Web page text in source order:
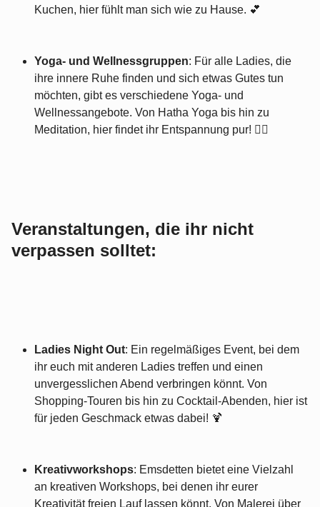
Kuchen, hier fühlt man sich wie zu Hause. 💕
Yoga- und Wellnessgruppen: Für alle Ladies, die
ihre innere Ruhe finden und sich etwas Gutes tun
möchten, gibt es verschiedene Yoga- und
Wellnessangebote. Von Hatha Yoga bis hin zu
Meditation, hier findet ihr Entspannung pur! 🧘‍♀️
Veranstaltungen, die ihr nicht
verpassen solltet:
Ladies Night Out: Ein regelmäßiges Event, bei dem
ihr euch mit anderen Ladies treffen und einen
unvergesslichen Abend verbringen könnt. Von
Shopping-Touren bis hin zu Cocktail-Abenden, hier ist
für jeden Geschmack etwas dabei! 🍹
Kreativworkshops: Emsdetten bietet eine Vielzahl
an kreativen Workshops, bei denen ihr eurer
Kreativität freien Lauf lassen könnt. Von Malerei über